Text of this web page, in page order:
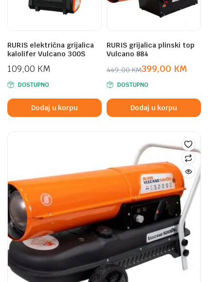
RURIS električna grijalica
kalolifer Vulcano 300S
109,00 KM
DOSTUPNO
Dodaj u korpu
RURIS grijalica plinski top
Vulcano 884
449,00KM
Original
price
was:
449,00 KM.
399,00 KM
Current
price
is:
399,00 KM.
DOSTUPNO
Dodaj u korpu